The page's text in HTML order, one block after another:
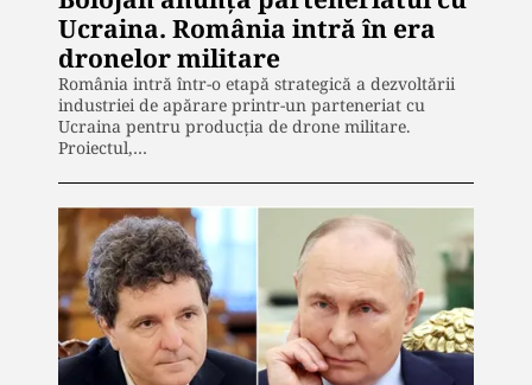
Ucraina. România intră în era
dronelor militare
România intră într-o etapă strategică a dezvoltării
industriei de apărare printr-un parteneriat cu
Ucraina pentru producția de drone militare.
Proiectul,…